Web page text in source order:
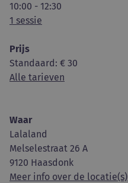
10:00 - 12:30
1 sessie
Prijs
Standaard: € 30
Alle tarieven
Waar
Lalaland
Melselestraat 26 A
9120 Haasdonk
Meer info over de locatie(s)